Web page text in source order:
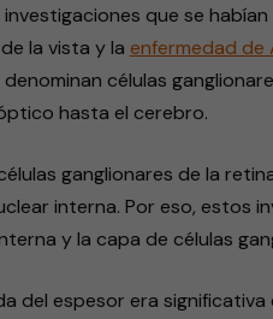
investigaciones que se
la vista y la enfermedad de
células
hasta el cerebro.
ganglionares de la
interna. Por eso, estos
y la capa de células
del espesor era significativa